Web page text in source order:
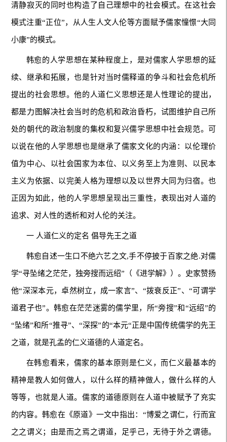
清静寂灭的同时也构造了自己理想中的社会模式。在这社会
模式注重“正位”，从人生人文人伦等方面赋予儒家憧憬“大同
小康”的模式。
韩愈的人学思想在某种程度上，是对儒家人学思想的延
续、继承和拓展，也是针对当时儒释道的争斗和社会危机所
提出的社会思想。他的人道仁义思想还是人性理论的提出，
都是力图解决社会当时的危机和政治昏朽，试图维护自己所
处的朝代的政治制度的集权和复兴儒学思想中社会规范。可
以说在他的人学思想也是继承了儒家文化的内涵：以伦理价
值为中心、以社会国家为本位、以义务至上为准则、以民本
主义为依据、以完美人格为理想以及以世界大同为归宿。也
正因为如此，他的人学思想呈现出三重性，表现出对人道的
追求、对人性的透析和对人伦的关注。
一 人道仁义的定名 倡导先王之道
韩愈自述一生口不绝六艺之文,手不停披于百家之绝.对儒
学“寻坠绪之茫茫，独旁搜而远绍”（《进学解》）。史家赞扬
他“深深本元，卓然树立，成一家言”、“拨衰反正”、“可谓学
道君子也”。韩愈在茫茫迷雾的儒学里，所“旁搜”和“远绍”的
“坠绪”和所“推寻”、“深探”的“本元“正是中国传统儒学的先王
之道，就是孔孟的仁义道德的人道定名。
在韩愈看来，儒家的基本原则是仁义，而仁义最基本的
精神是教人如何做人，以什么样的精神做人，做什么样的人
等等，也就是人道。儒家的道德原则在人道中被赋予了充实
的内容。韩愈在《原道》一文中指出：“博爱之谓仁，行而宜
之之谓义；由是而之焉之谓道，足乎己，无待于外之谓德。